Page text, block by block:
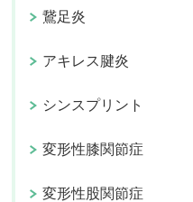
鵞足炎
アキレス腱炎
シンスプリント
変形性膝関節症
変形性股関節症